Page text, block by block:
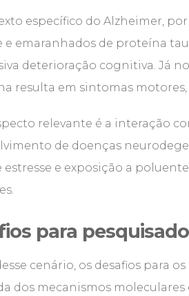
específico do Alzheimer,
e emaranhados de proteína
deterioração cognitiva. Já
resulta em sintomas
relevante é a interação
de doenças
estresse e exposição a
para
cenário, os desafios para
dos mecanismos